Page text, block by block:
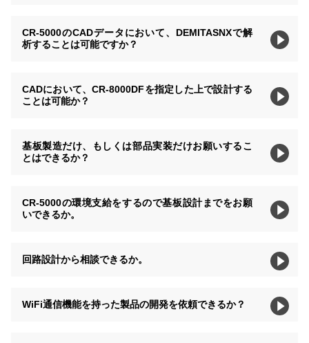
CR-5000のCADデータにおいて、DEMITASNXで解
析することは可能ですか？
CADにおいて、CR-8000DFを指定した上で設計する
ことは可能か？
基板製造だけ、もしくは部品実装だけお願いするこ
とはできるか？
CR-5000の環境支給をするので基板設計までをお願
いできるか。
回路設計から相談できるか。
WiFi通信機能を持った製品の開発を依頼できるか？